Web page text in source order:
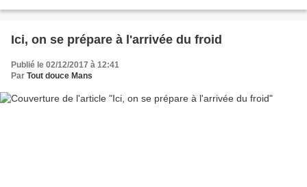
Ici, on se prépare à l'arrivée du froid
Publié le 02/12/2017 à 12:41
Par Tout douce Mans